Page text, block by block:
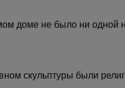
доме не было ни одной
скульптуры были